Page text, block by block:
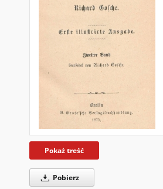
Pokaż treść
Pobierz